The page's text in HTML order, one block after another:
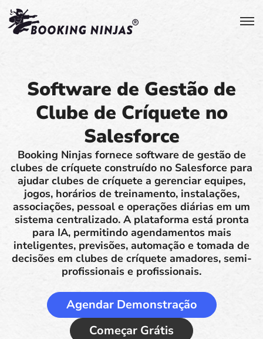
Software de Gestão de
Clube de Críquete no
Salesforce
Booking Ninjas fornece software de gestão de
clubes de críquete construído no Salesforce para
ajudar clubes de críquete a gerenciar equipes,
jogos, horários de treinamento, instalações,
associações, pessoal e operações diárias em um
sistema centralizado. A plataforma está pronta
para IA, permitindo agendamentos mais
inteligentes, previsões, automação e tomada de
decisões em clubes de críquete amadores, semi-
profissionais e profissionais.
Agendar Demonstração
Começar Grátis